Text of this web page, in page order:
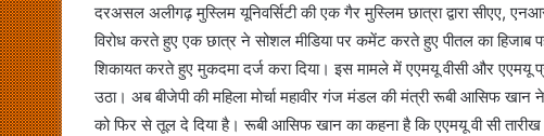
दरअसल अलीगढ़ मुस्लिम यूनिवर्सिटी की एक गैर मुस्लिम छात्रा द्वारा सीएए,
विरोध करते हुए एक छात्र ने सोशल मीडिया पर कमेंट करते हुए पीतल का हिजाब
शिकायत करते हुए मुकदमा दर्ज करा दिया। इस मामले में एएमयू वीसी और
उठा। अब बीजेपी की महिला मोर्चा महावीर गंज मंडल की मंत्री रूबी आसिफ
को फिर से तूल दे दिया है। रूबी आसिफ खान का कहना है कि एएमयू वी सी